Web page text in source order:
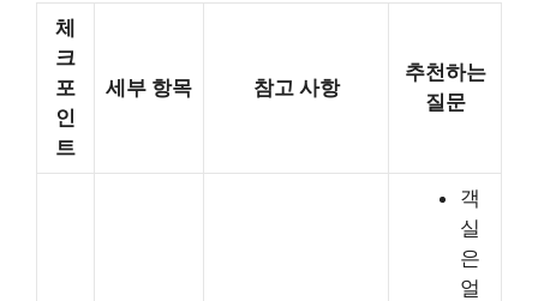
체
크
포
인
트
세부 항목 참고 사항
추천하는
질문
객
실
은
얼